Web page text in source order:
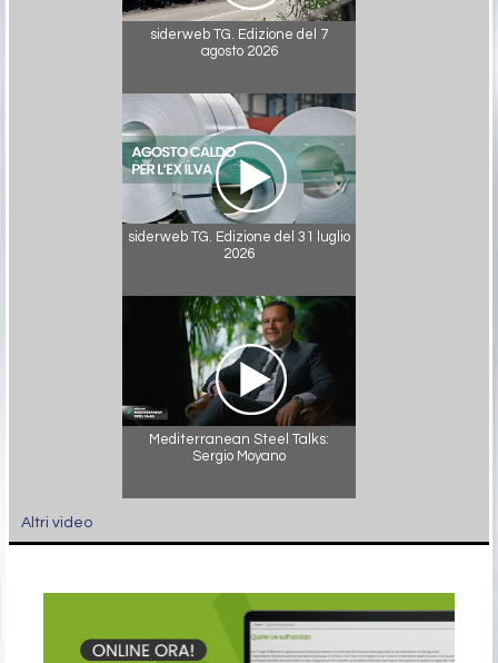
siderweb TG. Edizione del 7
agosto 2026
siderweb TG. Edizione del 31 luglio
2026
Mediterranean Steel Talks:
Sergio Moyano
Altri video